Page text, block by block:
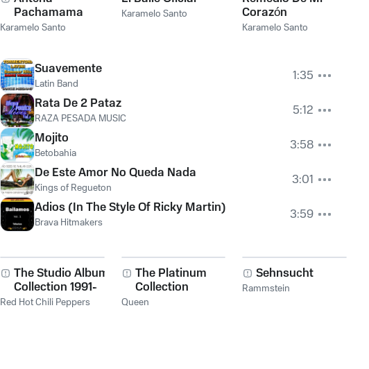
Pachamama
Karamelo Santo
Karamelo Santo
Corazón
Karamelo Santo
Suavemente
Latin Band
1:35
Rata De 2 Pataz
RAZA PESADA MUSIC
5:12
Mojito
Betobahia
3:58
De Este Amor No Queda Nada
Kings of Regueton
3:01
Adios (In The Style Of Ricky Martin)
Brava Hitmakers 3:59
The Studio Album
Collection 1991-
2011
Red Hot Chili Peppers
The Platinum
Collection
Queen
Sehnsucht
Rammstein